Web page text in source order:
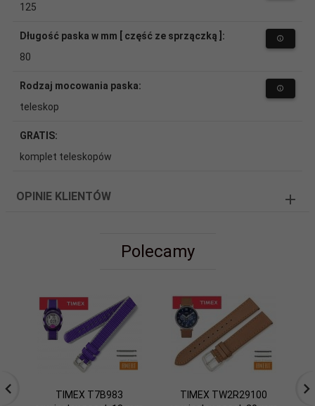
125
Długość paska w mm [ część ze sprzączką ]:
80
Rodzaj mocowania paska:
teleskop
GRATIS:
komplet teleskopów
OPINIE KLIENTÓW
Polecamy
TIMEX T7B983
TIMEX TW2R29100